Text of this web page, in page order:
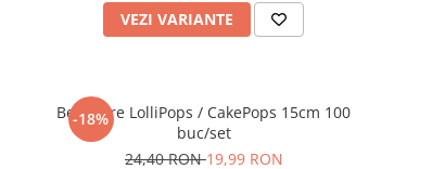
VEZI VARIANTE
-18%
Betisoare LolliPops / CakePops 15cm 100
buc/set
24,40 RON19,99 RON